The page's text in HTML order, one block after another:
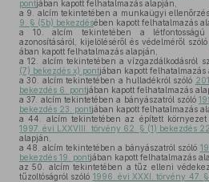
pontjában kapott felhatalmazás alapján,
a 9. alcím tekintetében a munkaügyi
9. § (5b) bekezdésében kapott felhatalmazás
a 10. alcím tekintetében a létfontosságú
azonosításáról, kijelöléséről és védelméről szóló
ában kapott felhatalmazás alapján,
a 12. alcím tekintetében a vízgazdálkodásról
(7) bekezdés x) pontjában kapott felhatalmazás
a 30. alcím tekintetében a hulladékról szóló
bekezdés 6. pontjában kapott felhatalmazás
a 37. alcím tekintetében a bányászatról szóló
bekezdés 23. pontjában kapott felhatalmazás
a 44. alcím tekintetében az épített környezet
1997. évi LXXVIII. törvény 62. § (1) bekezdés
alapján,
a 48. alcím tekintetében a bányászatról szóló
bekezdés 19. pontjában kapott felhatalmazás
az 50. alcím tekintetében a tűz elleni
tűzoltóságról szóló 1996. évi XXXI. törvény 47.